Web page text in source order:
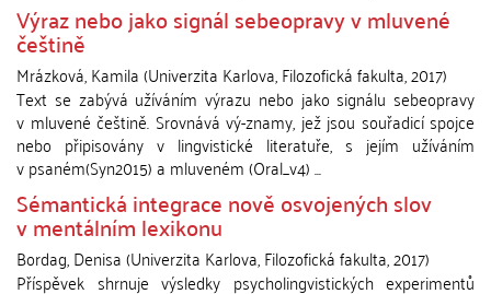
Výraz nebo jako signál sebeopravy v mluvené
češtině
Mrázková, Kamila(Univerzita Karlova, Filozofická fakulta,2017)
Text se zabývá užíváním výrazu nebo jako signálu sebeopravy
v mluvené češtině. Srovnává vý-znamy, jež jsou souřadicí spojce
nebo připisovány v lingvistické literatuře, s jejím užíváním
v psaném(Syn2015) a mluveném (Oral_v4) ...
Sémantická integrace nově osvojených slov
v mentálním lexikonu
Bordag, Denisa(Univerzita Karlova, Filozofická fakulta,2017)
Příspěvek shrnuje výsledky psycholingvistických experimentů